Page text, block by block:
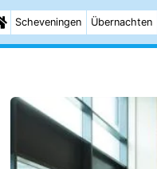
Scheveningen Übernachten